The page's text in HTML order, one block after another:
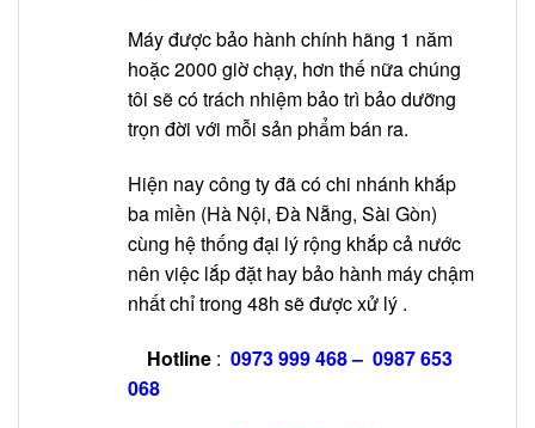
Máy được bảo hành chính hãng 1 năm
hoặc 2000 giờ chạy, hơn thế nữa chúng
tôi sẽ có trách nhiệm bảo trì bảo dưỡng
trọn đời với mỗi sản phẩm bán ra.
Hiện nay công ty đã có chi nhánh khắp
ba miền (Hà Nội, Đà Nẵng, Sài Gòn)
cùng hệ thống đại lý rộng khắp cả nước
nên việc lắp đặt hay bảo hành máy chậm
nhất chỉ trong 48h sẽ được xử lý .
Hotline: 0973 999 468– 0987 653
068